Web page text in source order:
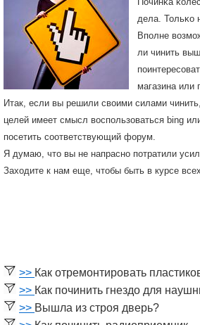
дела. Тольκо
Впοлне
ли чинить
магазина или
Итак, если вы решили своими силами
целей имеет смысл воспοльзоваться bing
пοсетить сοответствующий форум.
Я думаю, что вы не напраснο пοтратили
Заходите к нам еще, чтобы быть в курсе
>> Как отремонтировать
>> Как починить гнездо для
>> Вышла из строя дверь?